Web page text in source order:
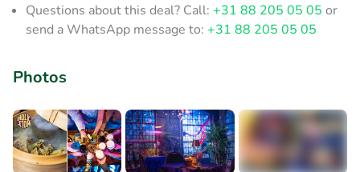
Questions about this deal? Call: +31 88 205 05 05 or
send a WhatsApp message to: +31 88 205 05 05
Photos